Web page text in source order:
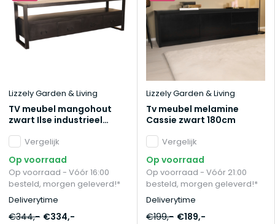
Lizzely Garden & Living
TV meubel mangohout
zwart Ilse industrieel
hout mango
Vergelijk
Op voorraad
Op voorraad - Vóór 16:00
besteld, morgen geleverd!*
Deliverytime
€344,- €334,-
Lizzely Garden & Living
Tv meubel melamine
Cassie zwart 180cm
Vergelijk
Op voorraad
Op voorraad - Vóór 21:00
besteld, morgen geleverd!*
Deliverytime
€199,- €189,-